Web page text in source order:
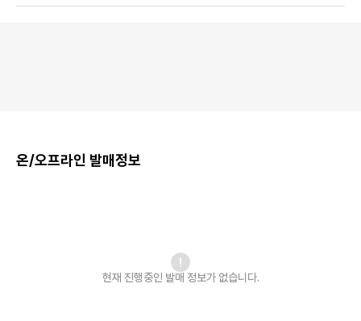
온/오프라인 발매정보
현재 진행중인 발매 정보가 없습니다.